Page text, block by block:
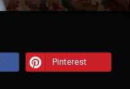
Pinterest